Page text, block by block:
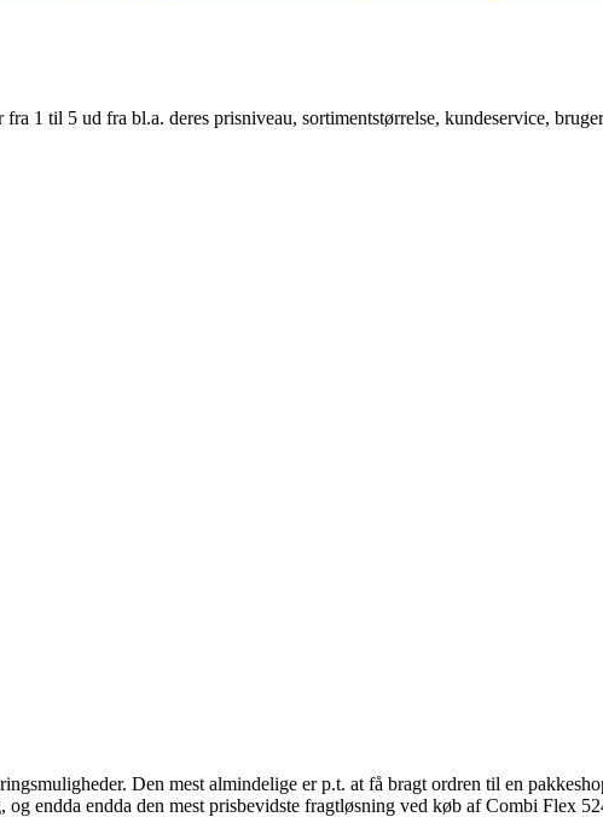
1 til 5 ud fra bl.a. deres prisniveau, sortimentstørrelse, kundeservice,
Den mest almindelige er p.t. at få bragt ordren til en
endda endda den mest prisbevidste fragtløsning ved køb af Combi Flex